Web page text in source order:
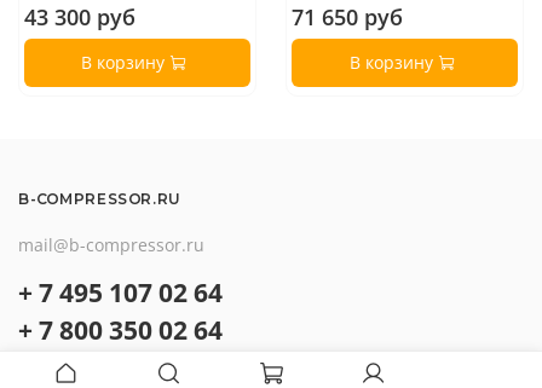
43 300 руб
В корзину
71 650 руб
В корзину
B-COMPRESSOR.RU
mail@b-compressor.ru
+ 7 495 107 02 64
+ 7 800 350 02 64